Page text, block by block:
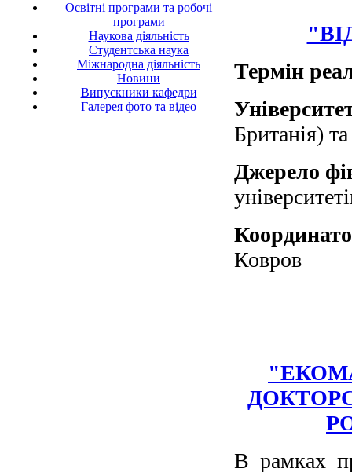
Освітні програми та робочі
програми
Наукова діяльність
Студентська наука
Міжнародна діяльність
Новини
Випускники кафедри
Галерея фото та відео
Термін
Британія)
Джерело
Ковров
"
В рамках